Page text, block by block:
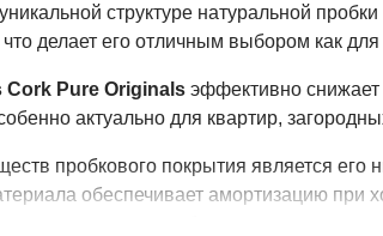
структуре натуральной
что делает его отличным выбором как
Cork Pure Originals эффективно
актуально для квартир,
пробкового покрытия является его
обеспечивает амортизацию